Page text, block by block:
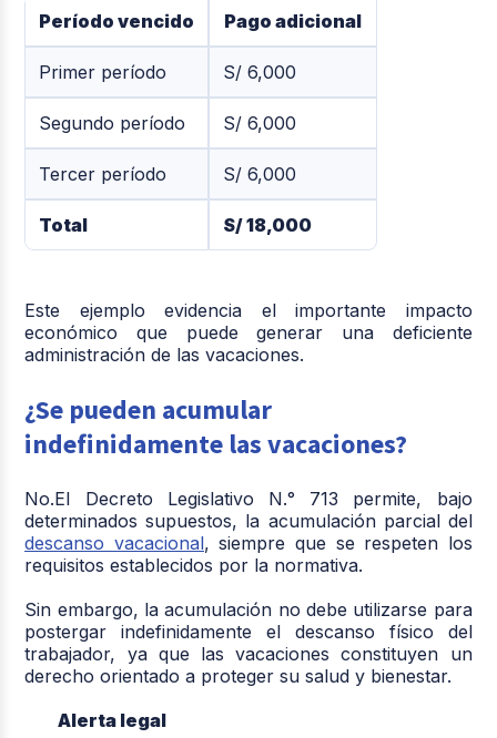
Período vencido Pago adicional
Primer período S/ 6,000
Segundo período S/ 6,000
Tercer período S/ 6,000
Total S/ 18,000
Este ejemplo evidencia el importante impacto
económico que puede generar una deficiente
administración de las vacaciones.
¿Se pueden acumular
indefinidamente las vacaciones?
No.El Decreto Legislativo N.° 713 permite, bajo
determinados supuestos, la acumulación parcial del
descanso vacacional, siempre que se respeten los
requisitos establecidos por la normativa.
Sin embargo, la acumulación no debe utilizarse para
postergar indefinidamente el descanso físico del
trabajador, ya que las vacaciones constituyen un
derecho orientado a proteger su salud y bienestar.
Alerta legal